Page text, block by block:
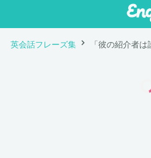
英会話フレーズ集